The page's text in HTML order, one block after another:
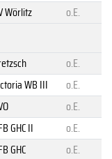
Wörlitz
o.E.
o.E.
WB III
o.E.
o.E.
GHC II
o.E.
GHC
o.E.